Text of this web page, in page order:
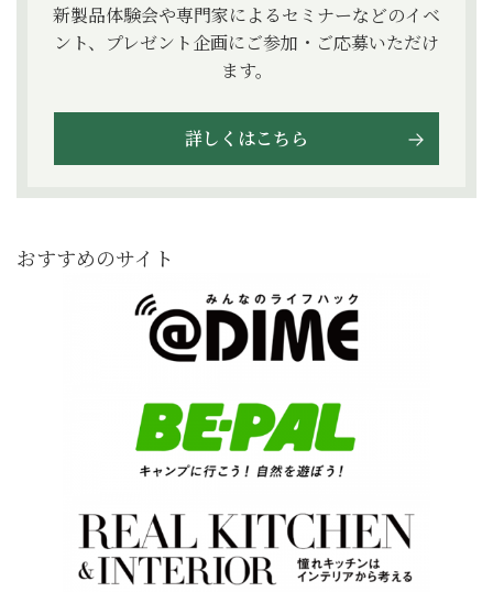
新製品体験会や専門家によるセミナーなどのイベ
ント、プレゼント企画にご参加・ご応募いただけ
ます。
詳しくはこちら
おすすめのサイト